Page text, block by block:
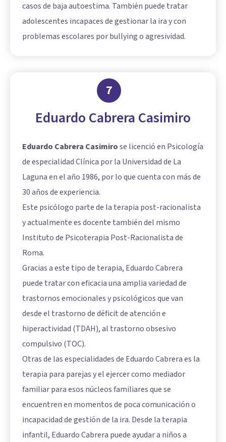
casos de baja autoestima. También puede tratar
adolescentes incapaces de gestionar la ira y con
problemas escolares por bullying o agresividad.
7
Eduardo Cabrera Casimiro
Eduardo Cabrera Casimirose licenció en Psicología
de especialidad Clínica por la Universidad de La
Laguna en el año 1986, por lo que cuenta con más de
30 años de experiencia.
Este psicólogo parte de la terapia post-racionalista
y actualmente es docente también del mismo
Instituto de Psicoterapia Post-Racionalista de
Roma.
Gracias a este tipo de terapia, Eduardo Cabrera
puede tratar con eficacia una amplia variedad de
trastornos emocionales y psicológicos que van
desde el trastorno de déficit de atención e
hiperactividad (TDAH), al trastorno obsesivo
compulsivo (TOC).
Otras de las especialidades de Eduardo Cabrera es la
terapia para parejas y el ejercer como mediador
familiar para esos núcleos familiares que se
encuentren en momentos de poca comunicación o
incapacidad de gestión de la ira. Desde la terapia
infantil, Eduardo Cabrera puede ayudar a niños a